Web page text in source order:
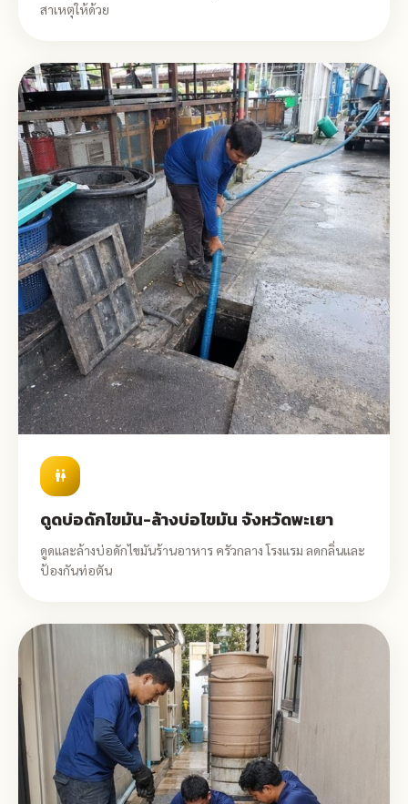
สาเหตุให้ด้วย
wc
ดูดบ่อดักไขมัน-ล้างบ่อไขมัน จังหวัดพะเยา
ดูดและล้างบ่อดักไขมันร้านอาหาร ครัวกลาง โรงแรม ลดกลิ่นและ
ป้องกันท่อตัน